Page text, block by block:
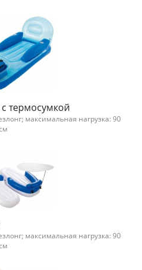
термосумкой
максимальная нагрузка: 90
максимальная нагрузка: 90